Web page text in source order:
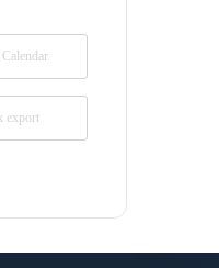
export